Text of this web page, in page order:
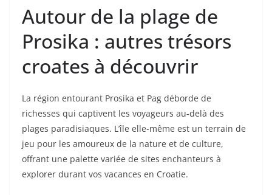
Autour de la plage de
Prosika : autres trésors
croates à découvrir
La région entourant Prosika et Pag déborde de
richesses qui captivent les voyageurs au-delà des
plages paradisiaques. L’île elle-même est un terrain de
jeu pour les amoureux de la nature et de culture,
offrant une palette variée de sites enchanteurs à
explorer durant vos vacances en Croatie.